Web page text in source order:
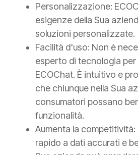
Personalizzazione:
esigenze della Sua
soluzioni personalizzate.
Facilità d'uso: Non è
esperto di tecnologia
ECOChat. È intuitivo e
che chiunque nella Sua
consumatori possano
funzionalità.
Aumenta la
rapido a dati accurati e